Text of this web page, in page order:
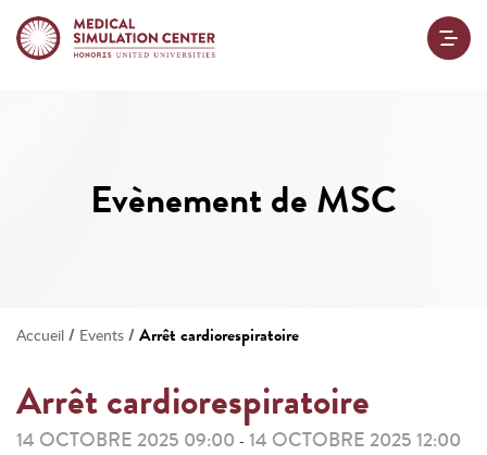
Evènement de MSC
Accueil / Events /Arrêt cardiorespiratoire
Arrêt cardiorespiratoire
14 OCTOBRE 2025 09:00 - 14 OCTOBRE 2025 12:00